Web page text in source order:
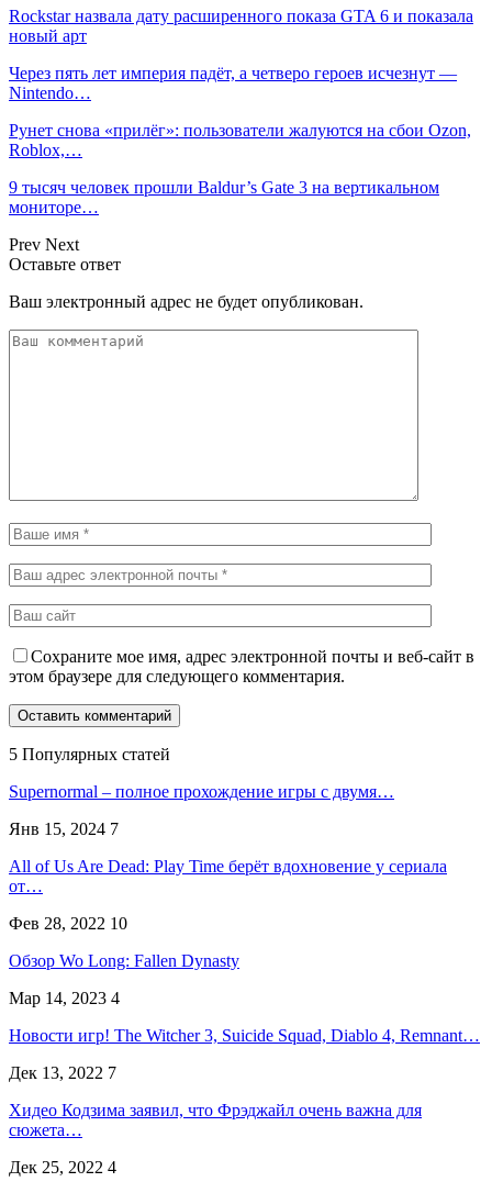
Rockstar назвала дату расширенного показа GTA 6 и показала
новый арт
Через пять лет империя падёт, а четверо героев исчезнут —
Nintendo…
Рунет снова «прилёг»: пользователи жалуются на сбои Ozon,
Roblox,…
9 тысяч человек прошли Baldur’s Gate 3 на вертикальном
мониторе…
Prev Next
Оставьте ответ
Ваш электронный адрес не будет опубликован.
Сохраните мое имя, адрес электронной почты и веб-сайт в
этом браузере для следующего комментария.
5 Популярных статей
Supernormal – полное прохождение игры с двумя…
Янв 15, 2024 7
All of Us Are Dead: Play Time берёт вдохновение у сериала
от…
Фев 28, 2022 10
Обзор Wo Long: Fallen Dynasty
Мар 14, 2023 4
Новости игр! The Witcher 3, Suicide Squad, Diablo 4, Remnant…
Дек 13, 2022 7
Хидео Кодзима заявил, что Фрэджайл очень важна для
сюжета…
Дек 25, 2022 4